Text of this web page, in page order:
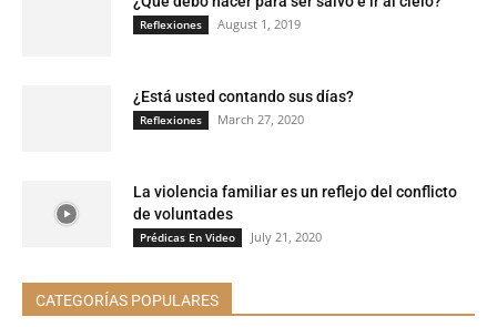
Reflexiones August 1, 2019
¿Está usted contando sus días?
Reflexiones March 27, 2020
La violencia familiar es un reflejo del conflicto
de voluntades
Prédicas En Video July 21, 2020
CATEGORÍAS POPULARES